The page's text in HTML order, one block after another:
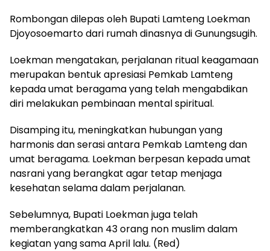
Rombongan dilepas oleh Bupati Lamteng Loekman
Djoyosoemarto dari rumah dinasnya di Gunungsugih.
Loekman mengatakan, perjalanan ritual keagamaan
merupakan bentuk apresiasi Pemkab Lamteng
kepada umat beragama yang telah mengabdikan
diri melakukan pembinaan mental spiritual.
Disamping itu, meningkatkan hubungan yang
harmonis dan serasi antara Pemkab Lamteng dan
umat beragama. Loekman berpesan kepada umat
nasrani yang berangkat agar tetap menjaga
kesehatan selama dalam perjalanan.
Sebelumnya, Bupati Loekman juga telah
memberangkatkan 43 orang non muslim dalam
kegiatan yang sama April lalu. (Red)